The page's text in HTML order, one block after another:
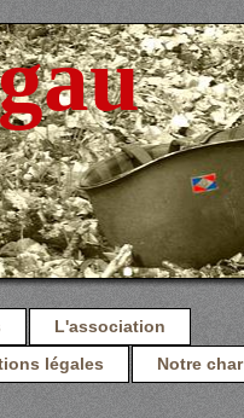
L'association
légales
Notre char